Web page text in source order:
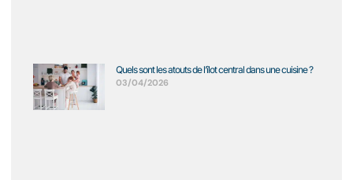
Quels sont les atouts de l’îlot central dans une cuisine ?
03/04/2026